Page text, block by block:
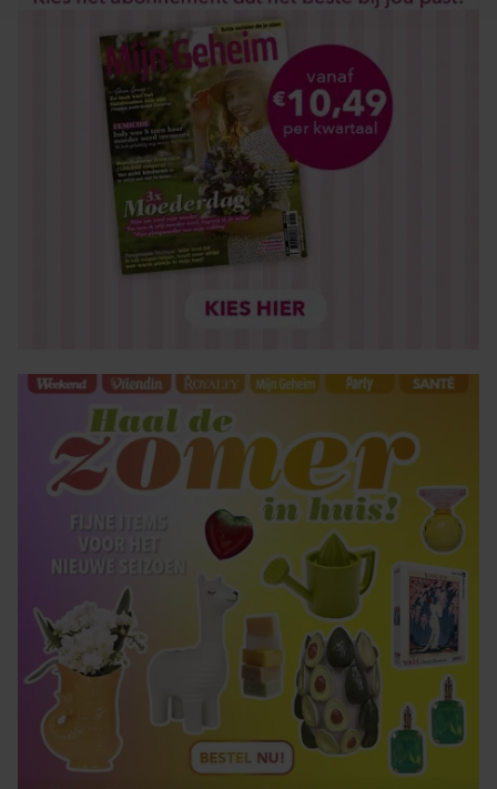
informatie over uw gebruik van onze site met onze
partners voor social media, adverteren en analyse. Deze
partners kunnen deze gegevens combineren met andere
informatie die u aan ze heeft verstrekt of die ze hebben
verzameld op basis van uw gebruik van hun services. U
gaat akkoord met onze cookies als u onze website blijft